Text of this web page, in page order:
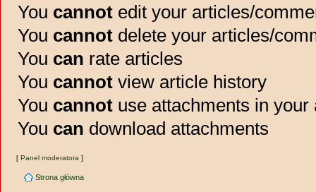
You cannot edit your articles/
You cannot delete your articles/
You can rate articles
You cannot view article history
You cannot use attachments in
You can download attachments
[Panel moderatora ]
Strona główna